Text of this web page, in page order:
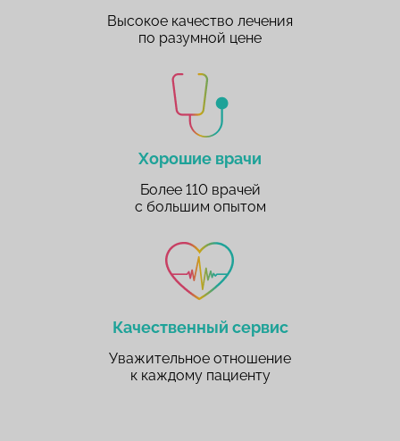
Высокое качество лечения
по разумной цене
Хорошие врачи
Более 110 врачей
с большим опытом
Качественный сервис
Уважительное отношение
к каждому пациенту